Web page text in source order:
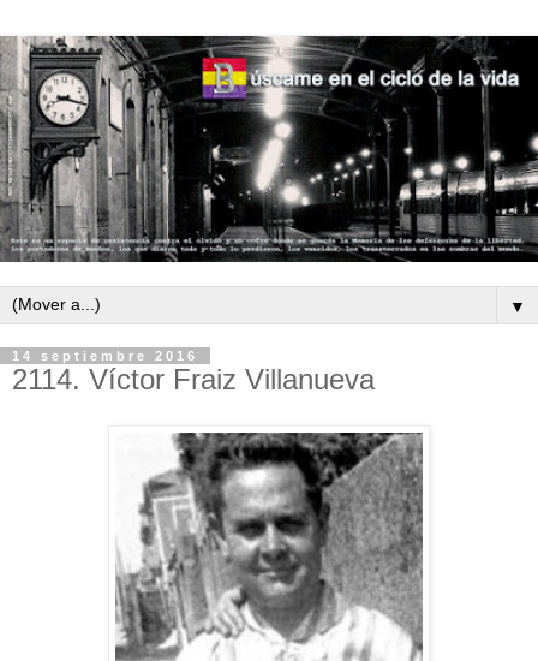
▼
14 septiembre 2016
2114. Víctor Fraiz Villanueva